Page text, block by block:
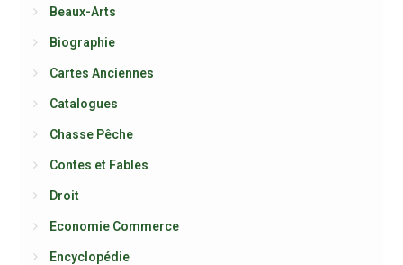
Beaux-Arts
Biographie
Cartes Anciennes
Catalogues
Chasse Pêche
Contes et Fables
Droit
Economie Commerce
Encyclopédie